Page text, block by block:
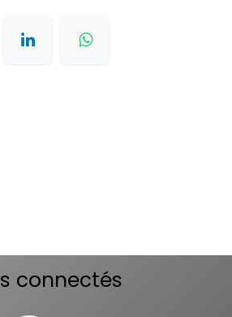
connectés